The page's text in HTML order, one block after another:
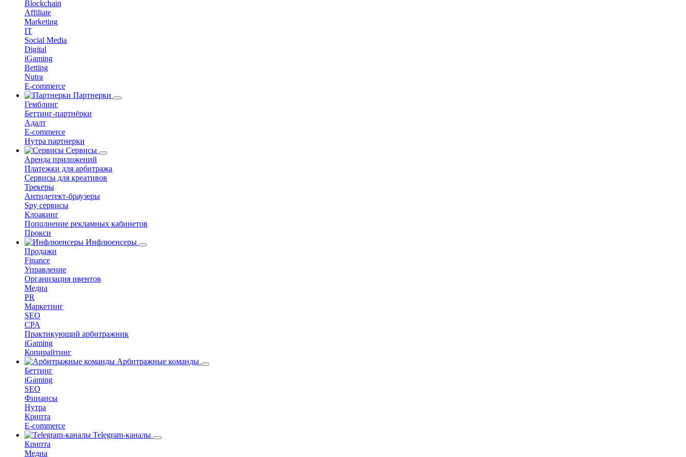
Blockchain
Affiliate
Marketing
IT
Social Media
Digital
iGaming
Betting
Nutra
E-commerce
Партнерки
Гемблинг
Беттинг-партнёрки
Адалт
E-commerce
Нутра партнерки
Сервисы
Аренда приложений
Платежки для арбитража
Сервисы для креативов
Трекеры
Антидетект-браузеры
Spy сервисы
Клоакинг
Пополнение рекламных кабинетов
Прокси
Инфлюенсеры
Продажи
Finance
Управление
Организация ивентов
Медиа
PR
Маркетинг
SEO
CPA
Практикующий арбитражник
iGaming
Копирайтинг
Арбитражные команды
Беттинг
iGaming
SEO
Финансы
Нутра
Крипта
E-commerce
Telegram-каналы
Крипта
Медиа